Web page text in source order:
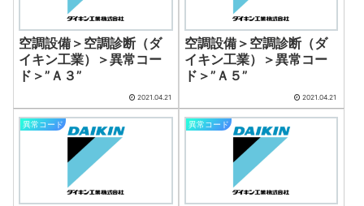
空調設備＞空調診断（ダ
イキン工業）＞異常コー
ド＞”Ａ３”
2021.04.21
空調設備＞空調診断（ダ
イキン工業）＞異常コー
ド＞”Ａ５”
2021.04.21
異常コード 異常コード